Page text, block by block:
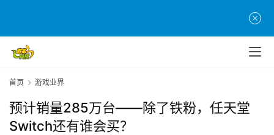
首页 游戏业界
预计销量285万台——除了铁粉，任天堂
Switch还有谁会买？